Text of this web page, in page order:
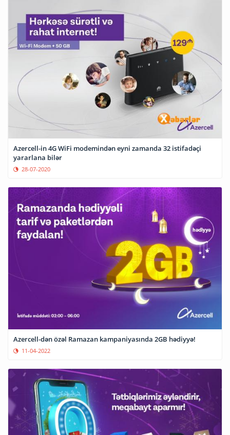
Azercell-in 4G WiFi modemindən eyni zamanda 32 istifadəçi
yararlana bilər
28-07-2020
Azercell-dən özəl Ramazan kampaniyasında 2GB hədiyyə!
11-04-2022